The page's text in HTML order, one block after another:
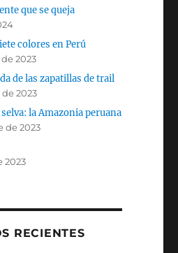
que se queja
colores en Perú
2023
de las zapatillas de trail
2023
la Amazonia peruana
de 2023
2023
RECIENTES